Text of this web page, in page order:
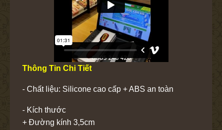
Thông Tin Chi Tiết
- Chất liệu: Silicone cao cấp + ABS an toàn
- Kích thước
+ Đường kính 3,5cm